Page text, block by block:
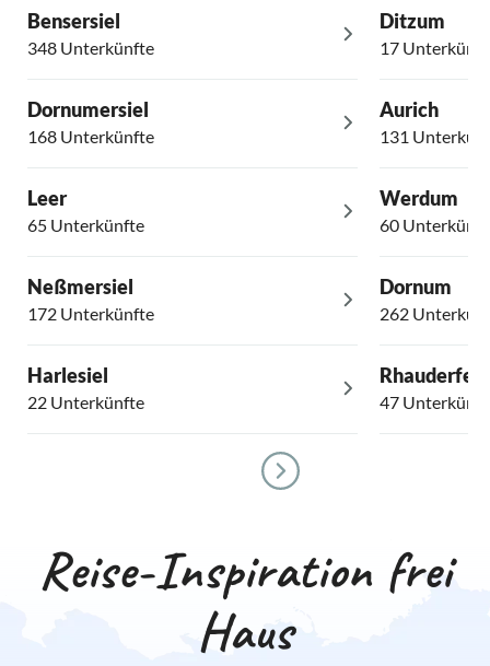
Bensersiel
348 Unterkünfte
Dornumersiel
168 Unterkünfte
Leer
65 Unterkünfte
Neßmersiel
172 Unterkünfte
Harlesiel
22 Unterkünfte
Ditzum
17
Aurich
131
Werdum
60
Dornum
262
47
Reise-Inspiration frei
Haus